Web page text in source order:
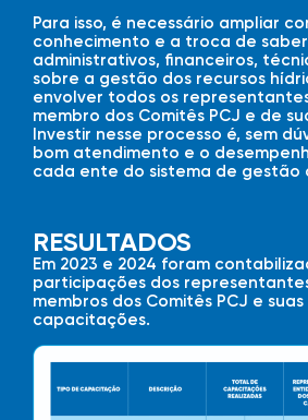
Para isso, é necessário ampliar
conhecimento e a troca de
administrativos, financeiros,
sobre a gestão dos recursos
envolver todos os
membro dos Comitês PCJ e de
Investir nesse processo é, sem
bom atendimento e o
cada ente do sistema de gestão
RESULTADOS
Em 2023 e 2024 foram
participações dos
membros dos Comitês PCJ e
capacitações.